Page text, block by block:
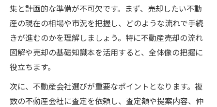
集と計画的な準備が不可欠です。まず、売却したい不動
産の現在の相場や市況を把握し、どのような流れで手続
きが進むのかを理解しましょう。特に不動産売却の流れ
図解や売却の基礎知識本を活用すると、全体像の把握に
役立ちます。
次に、不動産会社選びが重要なポイントとなります。複
数の不動産会社に査定を依頼し、査定額や提案内容、仲